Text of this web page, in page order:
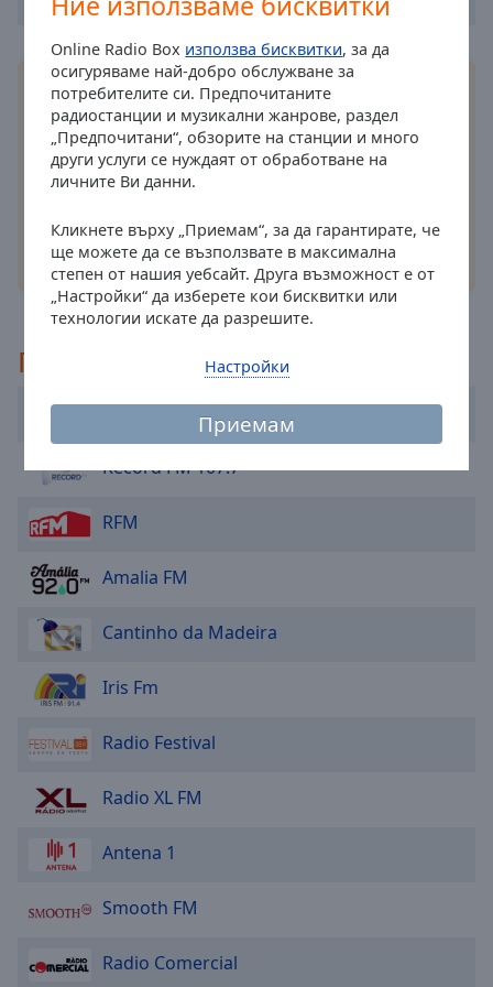
Online Radio Box използва бисквитки, за да
осигуряваме най-добро обслужване за
потребителите си. Предпочитаните
радиостанции и музикални жанрове, раздел
„Предпочитани“, обзорите на станции и много
други услуги се нуждаят от обработване на
личните Ви данни.
Кликнете върху „Приемам“, за да гарантирате, че
ще можете да се възползвате в максимална
степен от нашия уебсайт. Друга възможност е от
„Настройки“ да изберете кои бисквитки или
технологии искате да разрешите.
Приемам
Настройки
window.
Opacity
Color
Area
Color
Opacity
Font
Edge
Family
Инсталирайте безплатнотоприложение
Radio Box за вашия смартфон и слушайте
любимите си радиостанции онлайн където и да
се намирате!
други възможности
Препоръчано
Kiss Fm 101.2
Record FM 107.7
RFM
Amalia FM
Cantinho da Madeira
Iris Fm
Radio Festival
Radio XL FM
Antena 1
Smooth FM
Radio Comercial